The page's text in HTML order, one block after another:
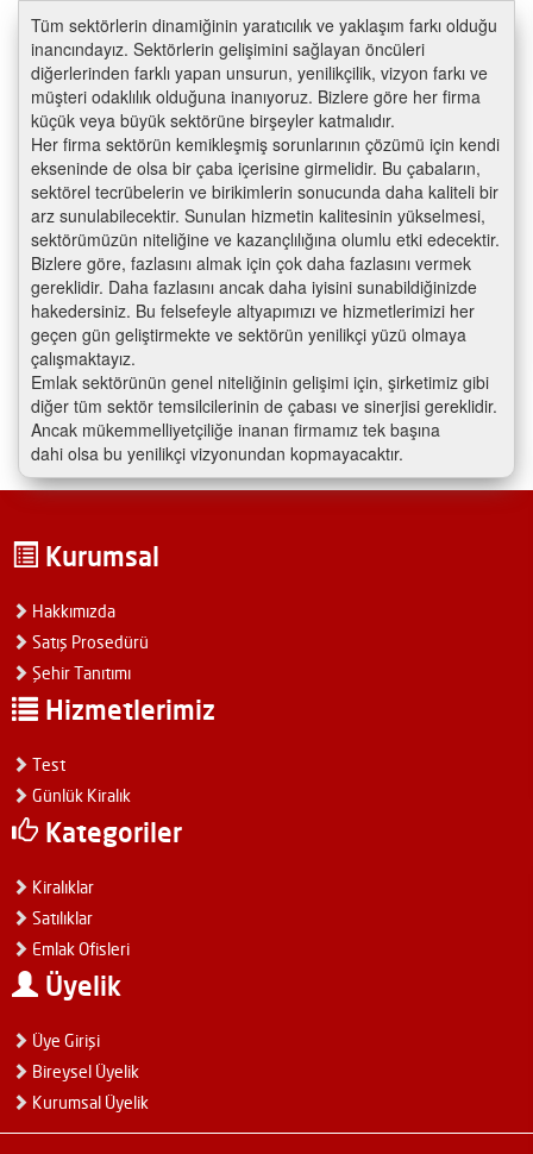
Tüm sektörlerin dinamiğinin yaratıcılık ve yaklaşım farkı olduğu
inancındayız. Sektörlerin gelişimini sağlayan öncüleri
diğerlerinden farklı yapan unsurun, yenilikçilik, vizyon farkı ve
müşteri odaklılık olduğuna inanıyoruz. Bizlere göre her firma
küçük veya büyük sektörüne birşeyler katmalıdır.
Her firma sektörün kemikleşmiş sorunlarının çözümü için kendi
ekseninde de olsa bir çaba içerisine girmelidir. Bu çabaların,
sektörel tecrübelerin ve birikimlerin sonucunda daha kaliteli bir
arz sunulabilecektir. Sunulan hizmetin kalitesinin yükselmesi,
sektörümüzün niteliğine ve kazançlılığına olumlu etki edecektir.
Bizlere göre, fazlasını almak için çok daha fazlasını vermek
gereklidir. Daha fazlasını ancak daha iyisini sunabildiğinizde
hakedersiniz. Bu felsefeyle altyapımızı ve hizmetlerimizi her
geçen gün geliştirmekte ve sektörün yenilikçi yüzü olmaya
çalışmaktayız.
Emlak sektörünün genel niteliğinin gelişimi için, şirketimiz gibi
diğer tüm sektör temsilcilerinin de çabası ve sinerjisi gereklidir.
Ancak mükemmelliyetçiliğe inanan firmamız tek başına
dahi olsa bu yenilikçi vizyonundan kopmayacaktır.
Kurumsal
Hakkımızda
Satış Prosedürü
Şehir Tanıtımı
Hizmetlerimiz
Test
Günlük Kiralık
Kategoriler
Kiralıklar
Satılıklar
Emlak Ofisleri
Üyelik
Üye Girişi
Bireysel Üyelik
Kurumsal Üyelik